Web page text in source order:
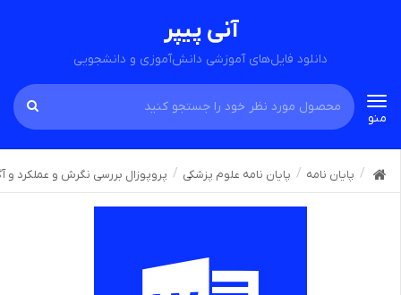
آنی پیپر
دانلود فایل‌های آموزشی دانش‌آموزی و دانشجویی
Toggle
navigation
منو
پایان نامه پایان نامه علوم پزشکی پروپوزال بررسی نگرش و عملکرد و